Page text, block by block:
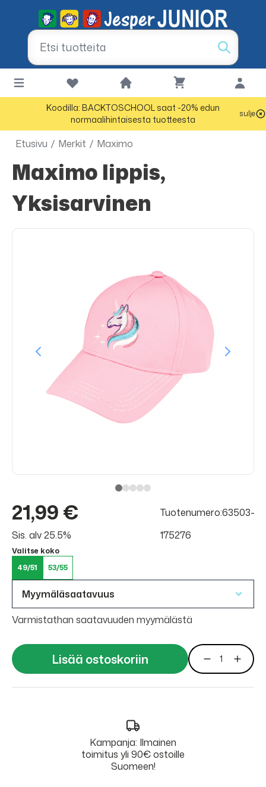
Koodilla: BACKTOSCHOOL saat -20% edun
normaalihintaisesta tuotteesta
sulje
Etusivu / Merkit / Maximo
Maximo lippis,
Yksisarvinen
21,99 €
Sis. alv 25.5%
Tuotenumero:63503-
175276
Valitse koko
49/51
53/55
Myymäläsaatavuus
Varmistathan saatavuuden myymälästä
Lisää ostoskoriin
Kampanja: Ilmainen
toimitus yli 90€ ostoille
Suomeen!